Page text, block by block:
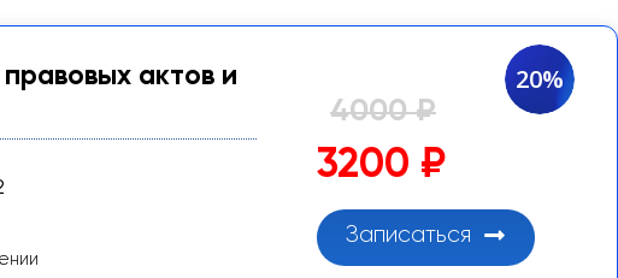
актов и
20%
4000 ₽
3200 ₽
Записаться